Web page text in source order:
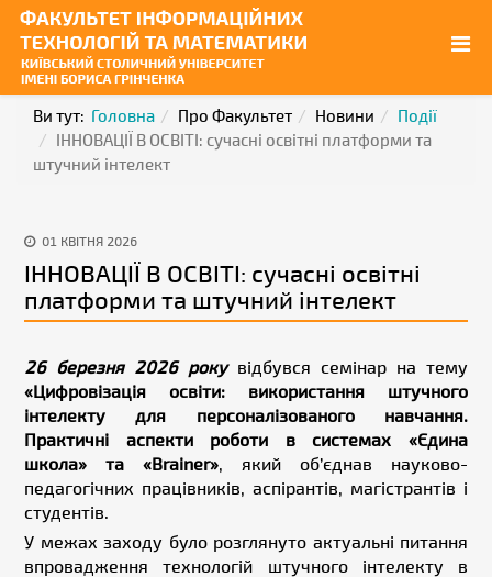
Ви тут: Головна Про Факультет Новини
Події
ІННОВАЦІЇ В ОСВІТІ: сучасні освітні платформи та
штучний інтелект
01 КВІТНЯ 2026
ІННОВАЦІЇ В ОСВІТІ: сучасні освітні
платформи та штучний інтелект
26 березня 2026 рокувідбувся семінар на тему
«Цифровізація освіти: використання штучного
інтелекту для персоналізованого навчання.
Практичні аспекти роботи в системах «Єдина
школа» та «Brainer», який об’єднав науково-
педагогічних працівників, аспірантів, магістрантів і
студентів.
У межах заходу було розглянуто актуальні питання
впровадження технологій штучного інтелекту в